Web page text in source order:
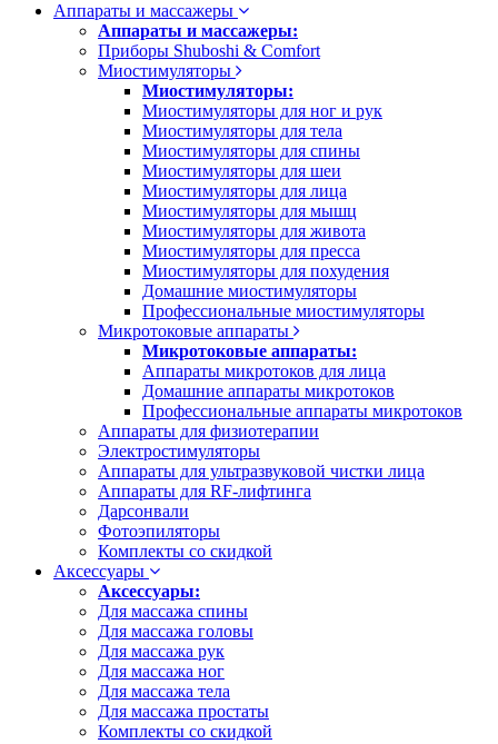
Аппараты и массажеры
Аппараты и массажеры:
Приборы Shuboshi & Comfort
Миостимуляторы
Миостимуляторы:
Миостимуляторы для ног и рук
Миостимуляторы для тела
Миостимуляторы для спины
Миостимуляторы для шеи
Миостимуляторы для лица
Миостимуляторы для мышц
Миостимуляторы для живота
Миостимуляторы для пресса
Миостимуляторы для похудения
Домашние миостимуляторы
Профессиональные миостимуляторы
Микротоковые аппараты
Микротоковые аппараты:
Аппараты микротоков для лица
Домашние аппараты микротоков
Профессиональные аппараты микротоков
Аппараты для физиотерапии
Электростимуляторы
Аппараты для ультразвуковой чистки лица
Аппараты для RF-лифтинга
Дарсонвали
Фотоэпиляторы
Комплекты со скидкой
Аксессуары
Аксессуары:
Для массажа спины
Для массажа головы
Для массажа рук
Для массажа ног
Для массажа тела
Для массажа простаты
Комплекты со скидкой